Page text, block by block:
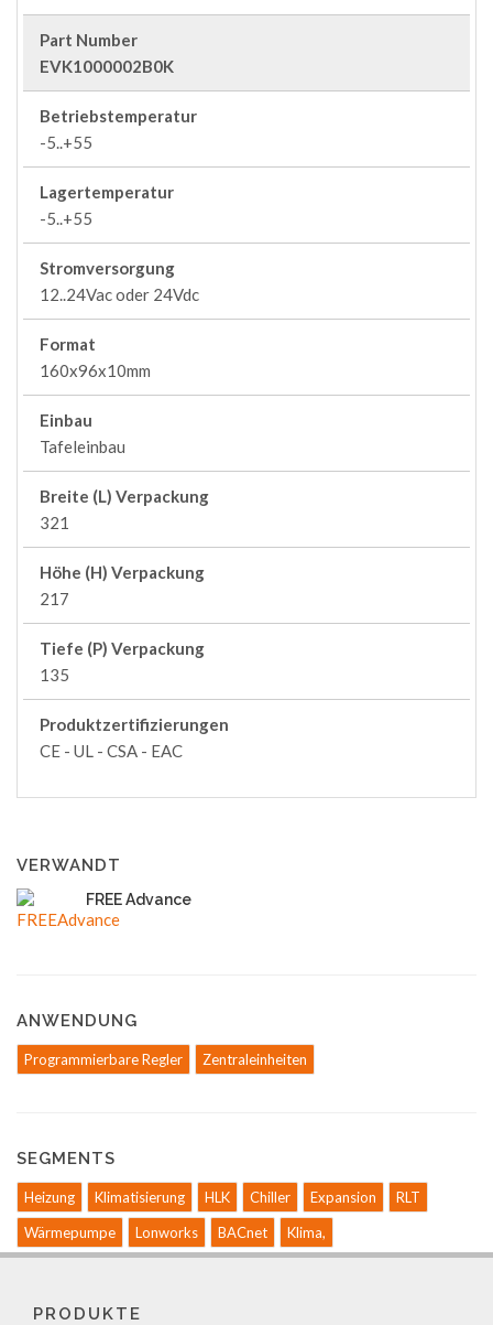
Part Number
EVK1000002B0K
Betriebstemperatur
-5..+55
Lagertemperatur
-5..+55
Stromversorgung
12..24Vac oder 24Vdc
Format
160x96x10mm
Einbau
Tafeleinbau
Breite (L) Verpackung
321
Höhe (H) Verpackung
217
Tiefe (P) Verpackung
135
Produktzertifizierungen
CE - UL - CSA - EAC
VERWANDT
FREE Advance
ANWENDUNG
Programmierbare Regler Zentraleinheiten
SEGMENTS
Heizung Klimatisierung HLK Chiller Expansion
RLT
Wärmepumpe
Lonworks BACnet Klima,
PRODUKTE